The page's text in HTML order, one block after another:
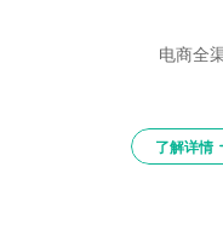
电商全
了解详情